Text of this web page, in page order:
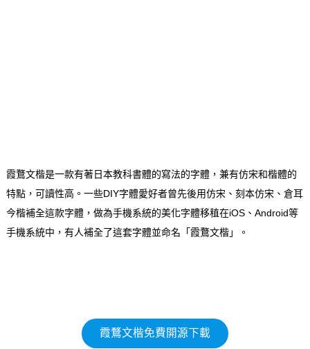
霞鶩文楷是一款有著日本教科書體的寫法的字體，兼有仿宋和楷體的
特點，可讀性高。一些DIY字體愛好者曾先後用仿宋、刻本仿宋、倉耳
今楷補全這款字體，做為手機系統的美化字體移稙在iOS、Android等
手機系統中，有人補全了這套字體並命名「霞鶩文楷」。
霞鶩文楷免費開源下載